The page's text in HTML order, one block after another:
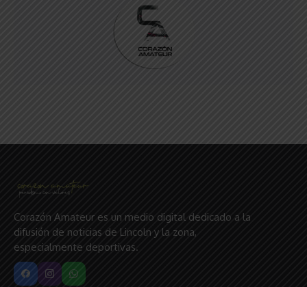
Corazón Amateur es un medio digital dedicado a la
difusión de noticias de Lincoln y la zona,
especialmente deportivas.